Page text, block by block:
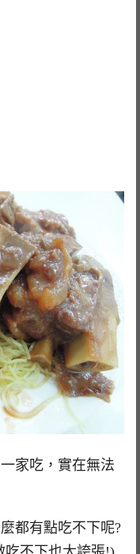
家吃，實在無法
都有點吃不下呢?